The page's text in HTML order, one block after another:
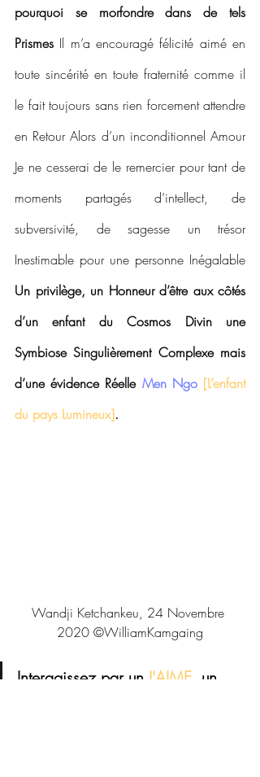
pourquoi se morfondre dans de tels
Prismes Il m’a encouragé félicité aimé en
toute sincérité en toute fraternité comme il
le fait toujours sans rien forcement attendre
en Retour Alors d’un inconditionnel Amour
Je ne cesserai de le remercier pour tant de
moments partagés d’intellect, de
subversivité, de sagesse un trésor
Un privilège, un Honneur d’être aux côtés
d’un enfant du Cosmos Divin une
Symbiose Singulièrement Complexe mais
d’une évidence Réelle Men Ngo [L’enfant
du pays Lumineux].
Wandji Ketchankeu, 24 Novembre
2020 ©WilliamKamgaing
Interagissez par un J'AIME , un